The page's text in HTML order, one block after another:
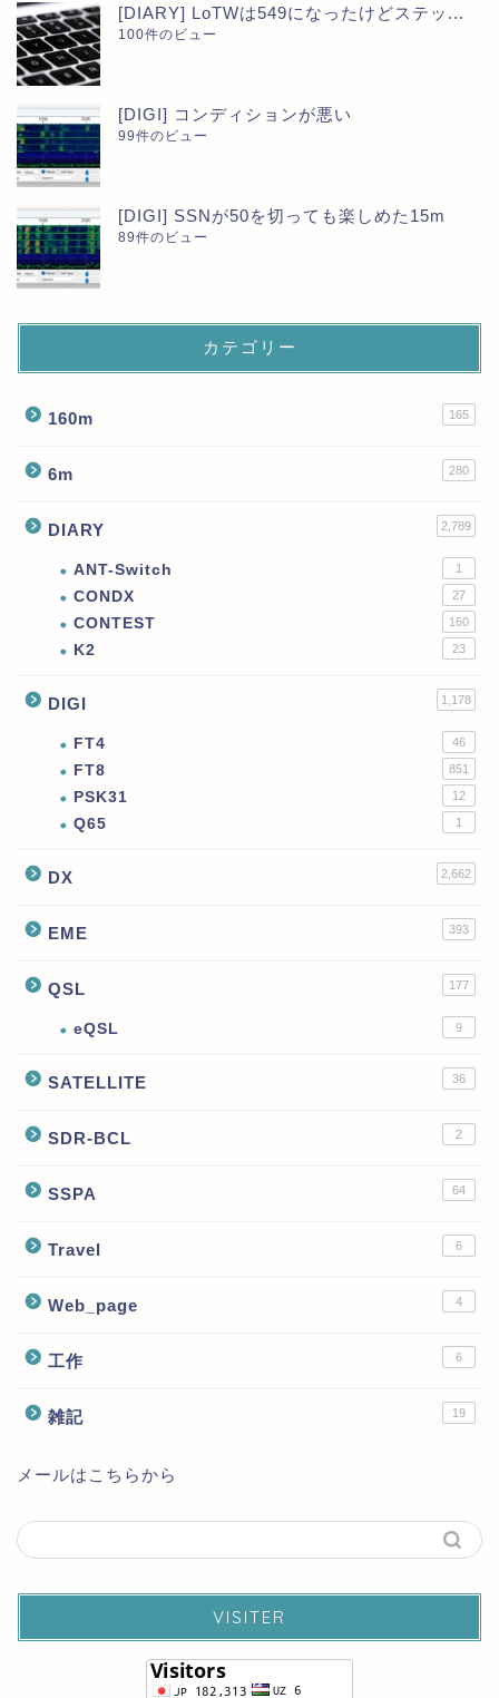
[DIARY] LoTWは549になったけどステッ...
100件のビュー
[DIGI] コンディションが悪い
99件のビュー
[DIGI] SSNが50を切っても楽しめた15m
89件のビュー
カテゴリー
160m 165
6m 280
DIARY 2,789
ANT-Switch 1
CONDX 27
CONTEST 160
K2 23
DIGI 1,178
FT4 46
FT8 851
PSK31 12
Q65 1
DX 2,662
EME 393
QSL 177
eQSL 9
SATELLITE 36
SDR-BCL 2
SSPA 64
Travel 6
Web_page 4
工作 6
雑記 19
メールはこちらから
VISITER